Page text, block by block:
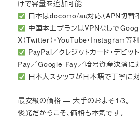
けで容量を追加可能
日本はdocomo/au対応（APN切替
中国本土プランはVPNなしで
X（Twitter）・YouTube・Instagram等
PayPal／クレジットカード・デビッ
Pay／Google Pay／暗号資産決済に
日本人スタッフが日本語で丁寧に対
最安級の価格 — 大手のおよそ1/3。
後発だからこそ、価格も本気です。